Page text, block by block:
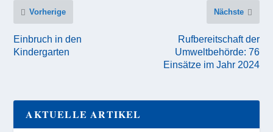
Vorherige
Einbruch in den
Kindergarten
Nächste
Rufbereitschaft der
Umweltbehörde: 76
Einsätze im Jahr 2024
AKTUELLE ARTIKEL